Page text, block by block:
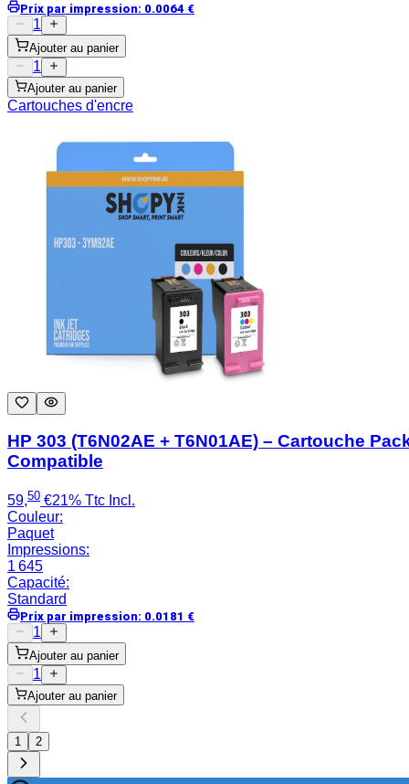
Prix par impression: 0.0064 €
1
Ajouter au panier
1
Ajouter au panier
Cartouches d'encre
HP 303 (T6N02AE + T6N01AE) – Cartouche
Compatible
59,50 €21% Ttc Incl.
Couleur:
Paquet
Impressions:
1 645
Capacité:
Standard
Prix par impression: 0.0181 €
1
Ajouter au panier
1
Ajouter au panier
1 2